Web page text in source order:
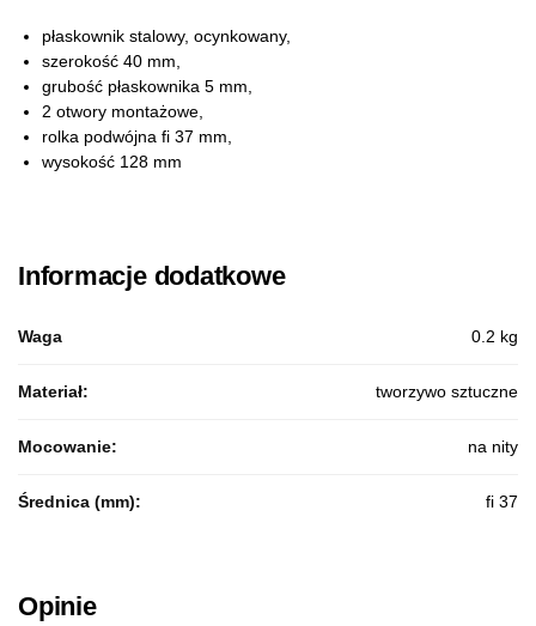
płaskownik stalowy, ocynkowany,
szerokość 40 mm,
grubość płaskownika 5 mm,
2 otwory montażowe,
rolka podwójna fi 37 mm,
wysokość 128 mm
Informacje dodatkowe
Waga 0.2 kg
Materiał: tworzywo sztuczne
Mocowanie: na nity
Średnica (mm): fi 37
Opinie